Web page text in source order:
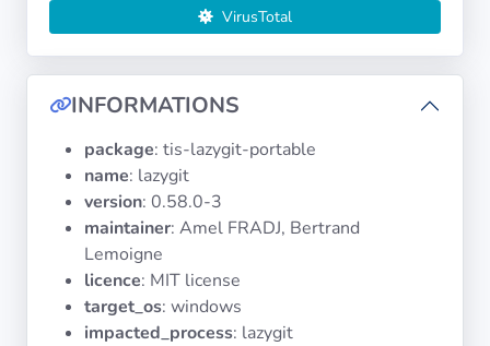
Langues
Architectures
d'exploitation
VirusTotal
INFORMATIONS
package: tis-lazygit-portable
name: lazygit
version: 0.58.0-3
maintainer: Amel FRADJ, Bertrand
Lemoigne
licence: MIT license
target_os: windows
impacted_process: lazygit